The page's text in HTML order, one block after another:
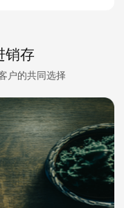
销存
户的共同选择